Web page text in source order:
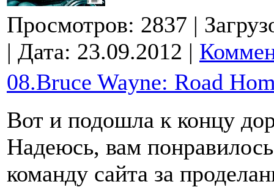
Просмотров: 2837 |
| Дата: 23.09.2012 |
08.Bruce Wayne: Road
Вот и подошла к концу
Надеюсь, вам
команду сайта за